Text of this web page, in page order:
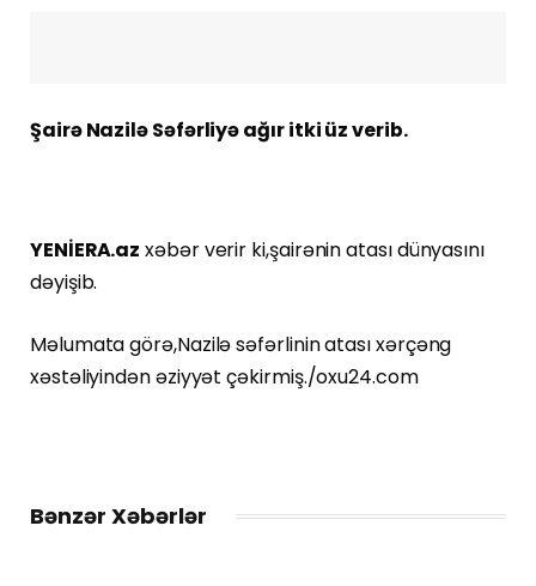
Şairə Nazilə Səfərliyə ağır itki üz verib.
YENİERA.az xəbər verir ki,şairənin atası dünyasını
dəyişib.
Məlumata görə,Nazilə səfərlinin atası xərçəng
xəstəliyindən əziyyət çəkirmiş./oxu24.com
Bənzər Xəbərlər